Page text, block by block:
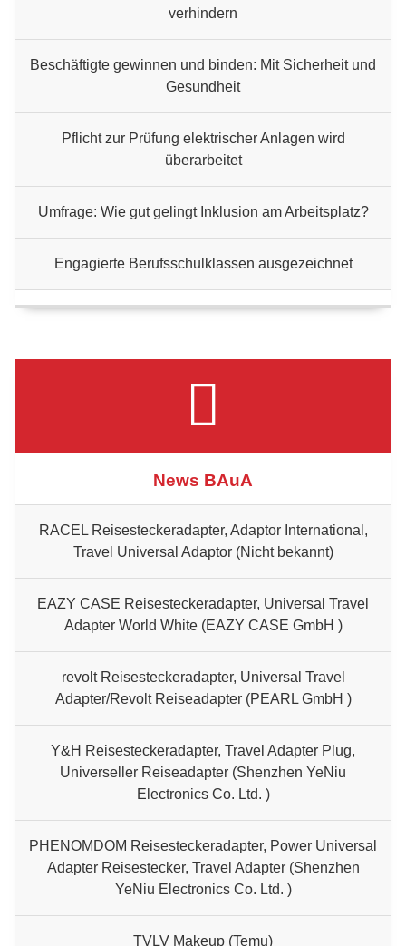
verhindern
Beschäftigte gewinnen und binden: Mit Sicherheit und
Gesundheit
Pflicht zur Prüfung elektrischer Anlagen wird
überarbeitet
Umfrage: Wie gut gelingt Inklusion am Arbeitsplatz?
Engagierte Berufsschulklassen ausgezeichnet
News BAuA
RACEL Reisesteckeradapter, Adaptor International,
Travel Universal Adaptor (Nicht bekannt)
EAZY CASE Reisesteckeradapter, Universal Travel
Adapter World White (EAZY CASE GmbH )
revolt Reisesteckeradapter, Universal Travel
Adapter/Revolt Reiseadapter (PEARL GmbH )
Y&H Reisesteckeradapter, Travel Adapter Plug,
Universeller Reiseadapter (Shenzhen YeNiu
Electronics Co. Ltd. )
PHENOMDOM Reisesteckeradapter, Power Universal
Adapter Reisestecker, Travel Adapter (Shenzhen
YeNiu Electronics Co. Ltd. )
TVLV Makeup (Temu)